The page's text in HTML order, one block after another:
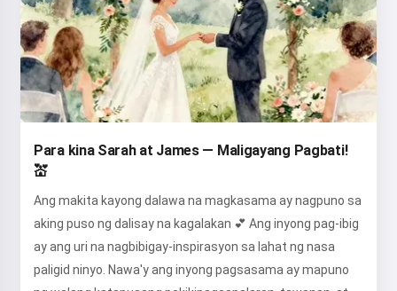
Para kina Sarah at James — Maligayang Pagbati!
💒
Ang makita kayong dalawa na magkasama ay nagpuno sa
aking puso ng dalisay na kagalakan 💕 Ang inyong pag-ibig
ay ang uri na nagbibigay-inspirasyon sa lahat ng nasa
paligid ninyo. Nawa'y ang inyong pagsasama ay mapuno